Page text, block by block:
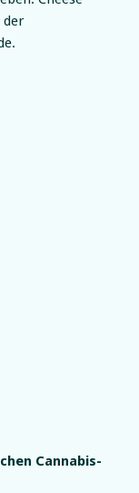
der
Cannabis-